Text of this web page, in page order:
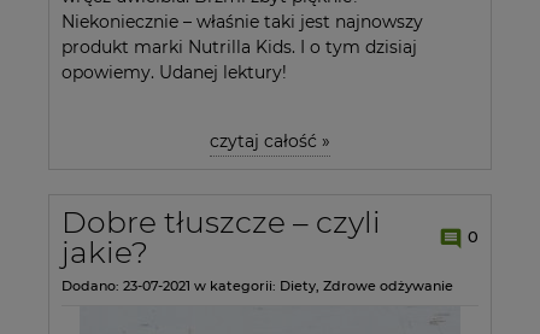
Niekoniecznie – właśnie taki jest najnowszy
produkt marki Nutrilla Kids. I o tym dzisiaj
opowiemy. Udanej lektury!
czytaj całość »
Dobre tłuszcze – czyli
jakie?
0
Dodano: 23-07-2021 w kategorii: Diety, Zdrowe odżywanie